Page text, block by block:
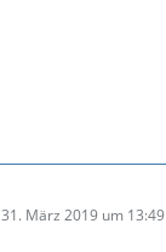
31. März 2019 um 13:49